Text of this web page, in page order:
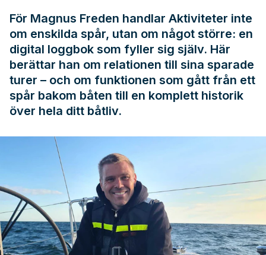
För Magnus Freden handlar Aktiviteter inte
om enskilda spår, utan om något större: en
digital loggbok som fyller sig själv. Här
berättar han om relationen till sina sparade
turer – och om funktionen som gått från ett
spår bakom båten till en komplett historik
över hela ditt båtliv.